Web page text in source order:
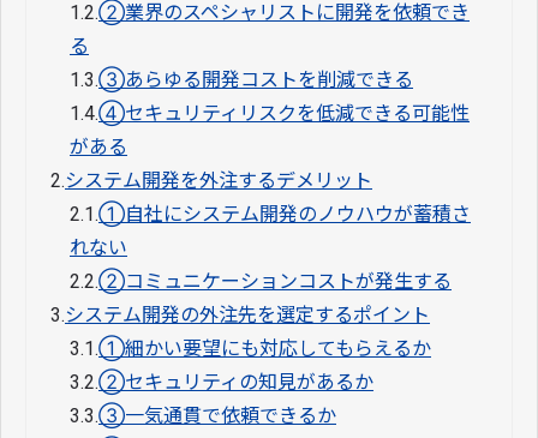
1.2.②業界のスペシャリストに開発を依頼でき
る
1.3.③あらゆる開発コストを削減できる
1.4.④セキュリティリスクを低減できる可能性
がある
2.システム開発を外注するデメリット
2.1.①自社にシステム開発のノウハウが蓄積さ
れない
2.2.②コミュニケーションコストが発生する
3.システム開発の外注先を選定するポイント
3.1.①細かい要望にも対応してもらえるか
3.2.②セキュリティの知見があるか
3.3.③一気通貫で依頼できるか